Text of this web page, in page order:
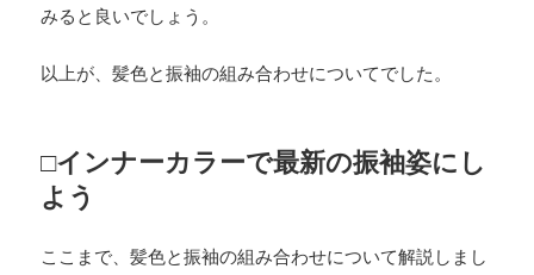
みると良いでしょう。
以上が、髪色と振袖の組み合わせについてでした。
□インナーカラーで最新の振袖姿にし
よう
ここまで、髪色と振袖の組み合わせについて解説しまし